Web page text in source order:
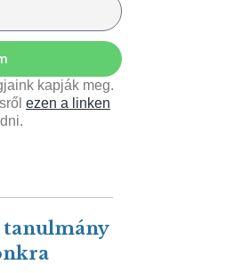
kapják meg.
ezen a linken
tanulmány